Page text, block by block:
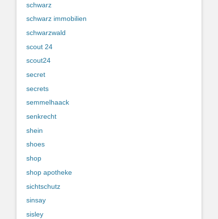
schwarz
schwarz immobilien
schwarzwald
scout 24
scout24
secret
secrets
semmelhaack
senkrecht
shein
shoes
shop
shop apotheke
sichtschutz
sinsay
sisley